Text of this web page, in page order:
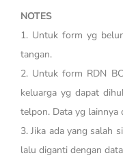
NOTES
1. Untuk form yg
tangan.
2. Untuk form RDN
keluarga yg dapat
telpon. Data yg lainnya
3. Jika ada yang salah
lalu diganti dengan